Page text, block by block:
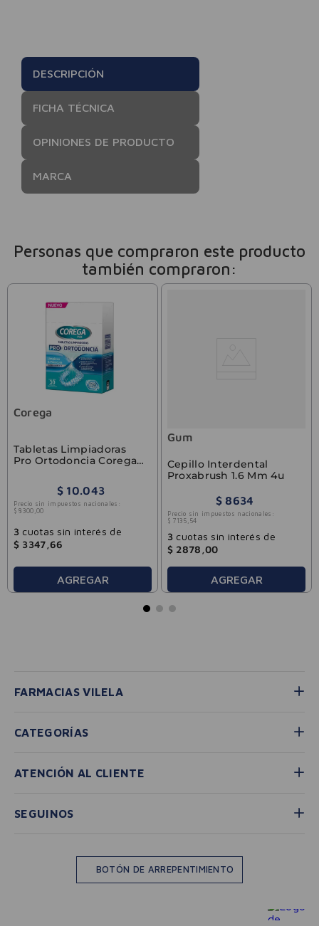
DESCRIPCIÓN
FICHA TÉCNICA
OPINIONES DE PRODUCTO
MARCA
Personas que compraron este producto
también compraron:
Corega
Tabletas Limpiadoras
Pro Ortodoncia Corega
$ 10.043
Precio sin impuestos nacionales:
$ 8300 00
3cuotas sin interés de
$ 3347 66
AGREGAR
Gum
Cepillo Interdental
Proxabrush 1.6 Mm 4u
$ 8634
Precio sin impuestos nacionales:
$ 7135 54
3cuotas sin interés de
$ 2878 00
AGREGAR
FARMACIAS VILELA
CATEGORÍAS
ATENCIÓN AL CLIENTE
SEGUINOS
BOTÓN DE ARREPENTIMIENTO